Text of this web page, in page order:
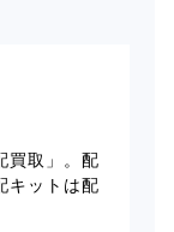
買取」。配
キットは配